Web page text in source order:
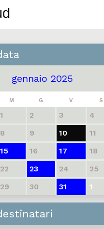
gennaio 2025
M G V S
1 2 3 4
8 9 10 11
15 16 17 18
22 23 24 25
29 30 31 1